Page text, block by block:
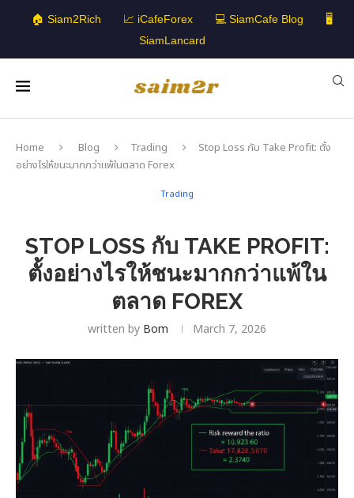
🏠 Siam2Rich 📈 iCafeForex 💻 SiamCafe Blog
🖥️
SiamLancard
Home Blog Trading
Stop Loss กับ Take Profit: ตั้ง
อย่างไรให้ชนะมากกว่าแพ้ในตลาด Forex
Trading
STOP LOSS กับ TAKE PROFIT:
ตั้งอย่างไรให้ชนะมากกว่าแพ้ใน
ตลาด FOREX
written by Bom March 7, 2026